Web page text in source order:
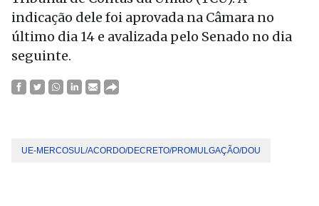
indicação dele foi aprovada na Câmara no
último dia 14 e avalizada pelo Senado no dia
seguinte.
UE-MERCOSUL/ACORDO/DECRETO/PROMULGAÇÃO/DOU